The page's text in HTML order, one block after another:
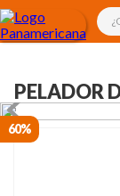
PELADOR
60%